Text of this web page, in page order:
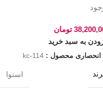
تومان
به سبد خرید
انحصاری محصول : kc-114
اسنوا